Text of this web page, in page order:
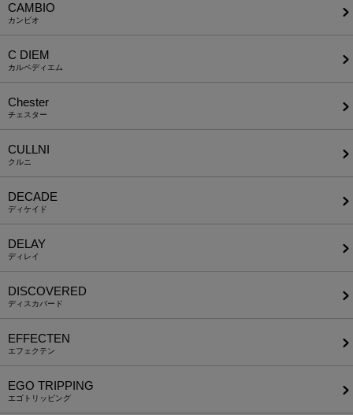
CAMBIO
カンビオ
C DIEM
カルペディエム
Chester
チェスター
CULLNI
クルニ
DECADE
ディケイド
DELAY
ディレイ
DISCOVERED
ディスカバード
EFFECTEN
エフェクテン
EGO TRIPPING
エゴトリッピング